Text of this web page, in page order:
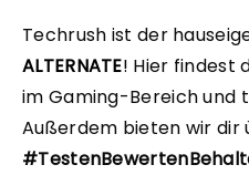
Techrush ist der
ALTERNATE! Hier findest
im Gaming-Bereich und
Außerdem bieten wir dir